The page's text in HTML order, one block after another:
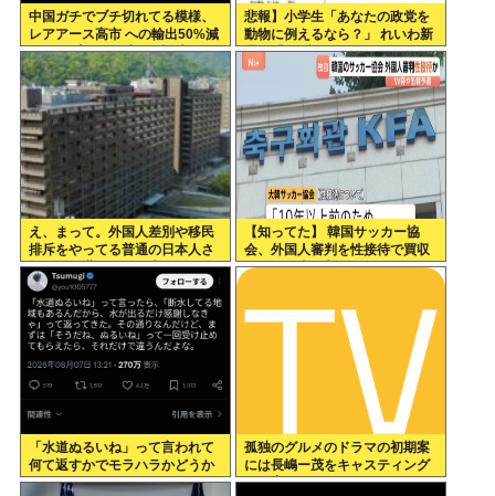
中国ガチでブチ切れてる模様、
レアアース高市 への輸出50%減
トランプ への輸出も3割減
悲報】小学生「あなたの政党を
動物に例えるなら？」 れいわ新
選組「」ブチッッ
え、まって。外国人差別や移民
排斥をやってる普通の日本人さ
んって、世界から日本がヘイト
スピーチ国家だと思われていい
の
【知ってた】 韓国サッカー協
会、外国人審判を性接待で買収
していた事が判明
「水道ぬるいね」って言われて
何て返すかでモラハラかどうか
わかるらしいwww
孤独のグルメのドラマの初期案
には長嶋ー茂をキャスティング
する案もあった←これ